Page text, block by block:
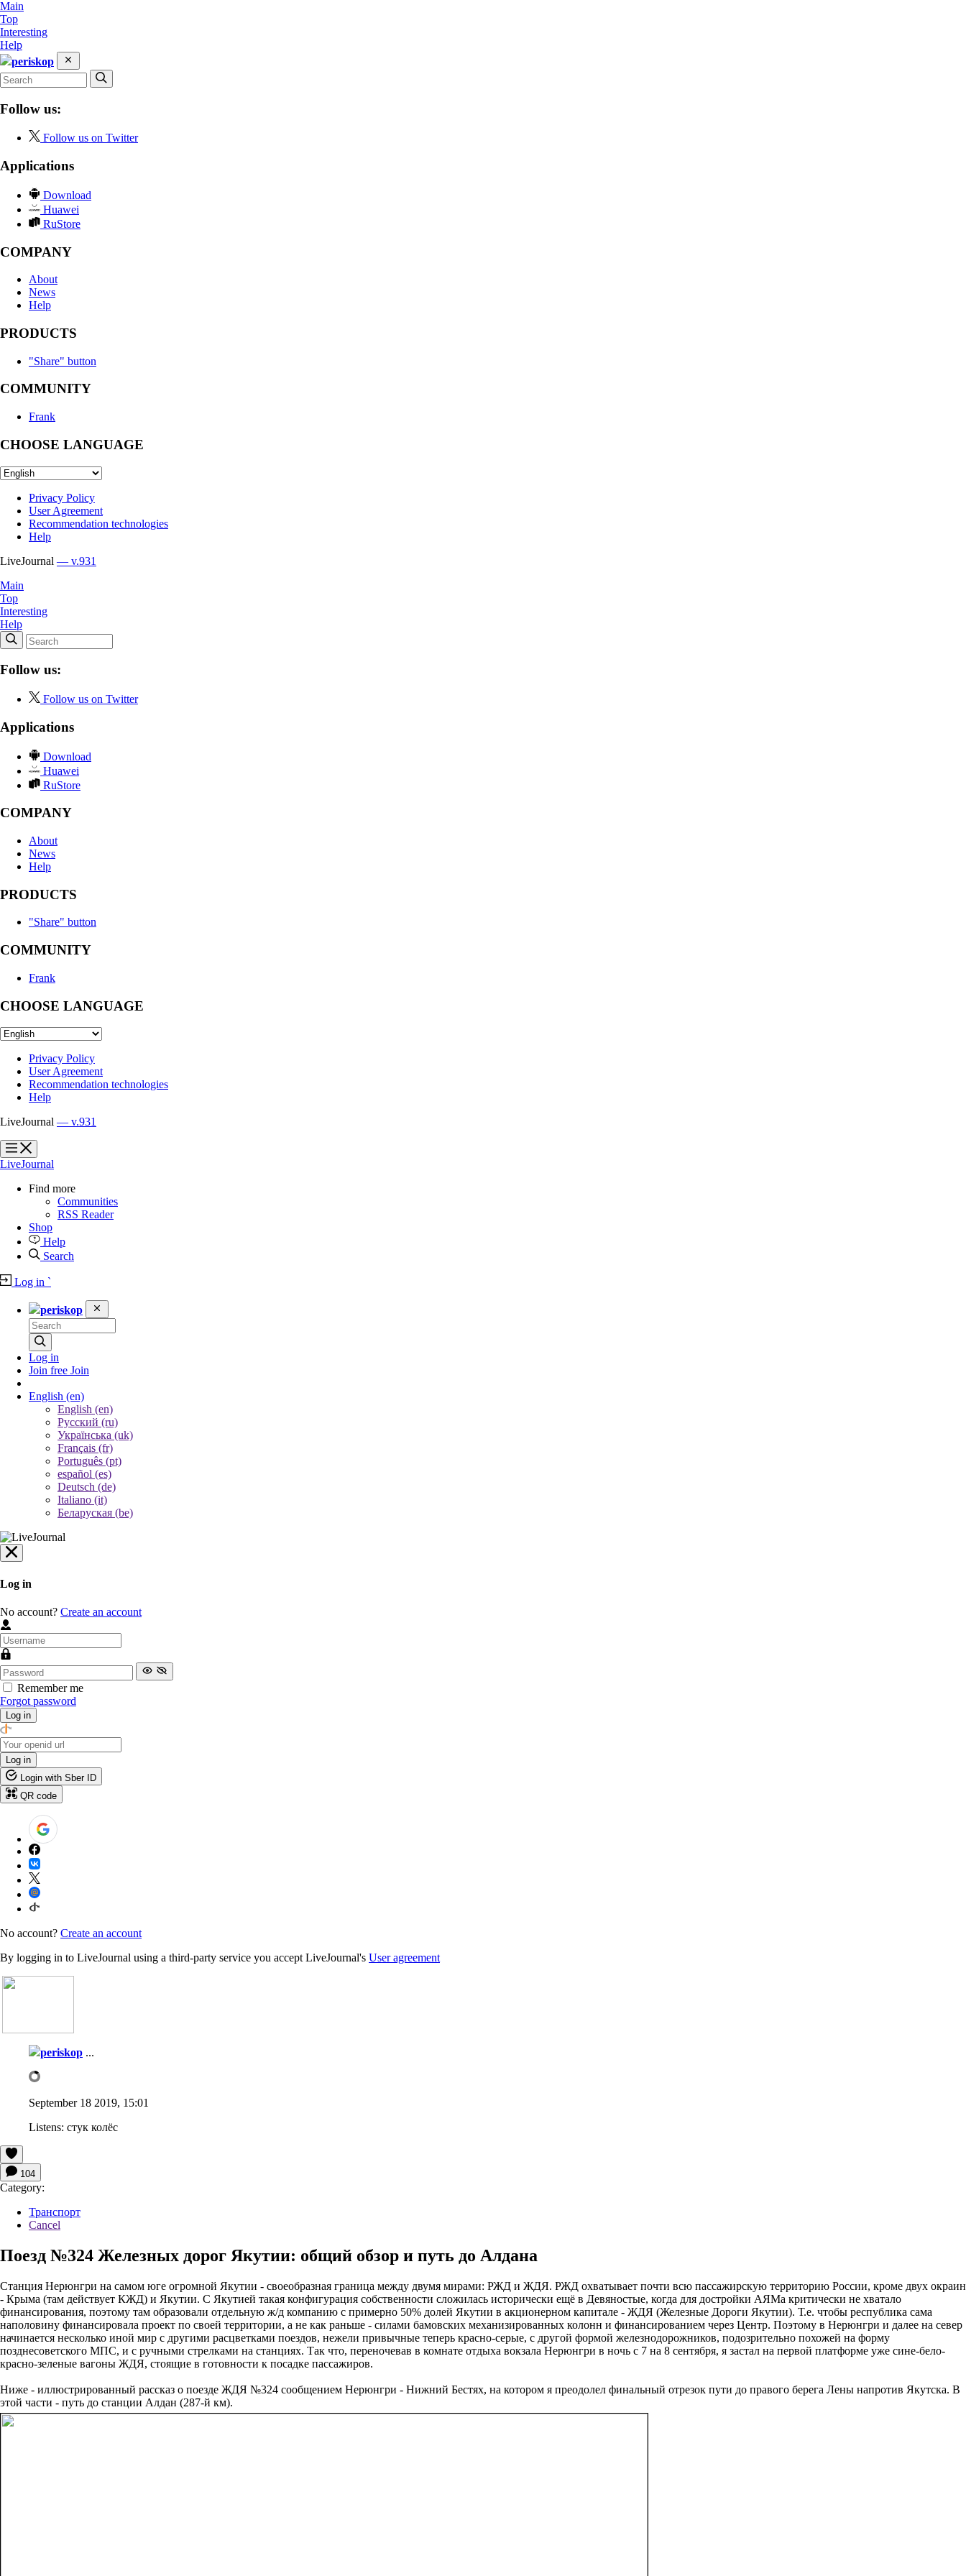
Main
Top
Interesting
Help
periskop
Follow us:
Follow us on Twitter
Applications
Download
Huawei
RuStore
COMPANY
About
News
Help
PRODUCTS
"Share" button
COMMUNITY
Frank
CHOOSE LANGUAGE
Privacy Policy
User Agreement
Recommendation technologies
Help
LiveJournal — v.931
Main
Top
Interesting
Help
Follow us:
Follow us on Twitter
Applications
Download
Huawei
RuStore
COMPANY
About
News
Help
PRODUCTS
"Share" button
COMMUNITY
Frank
CHOOSE LANGUAGE
Privacy Policy
User Agreement
Recommendation technologies
Help
LiveJournal — v.931
?
?
LiveJournal
Find more
Communities
RSS Reader
Shop
Help
Search
Log in `
periskop
Log in
Join free Join
English (en)
English (en)
Русский (ru)
Українська (uk)
Français (fr)
Português (pt)
español (es)
Deutsch (de)
Italiano (it)
Беларуская (be)
Log in
No account? Create an account
Remember me
Forgot password
Log in
Log in
Login with Sber ID
QR code
No account? Create an account
By logging in to LiveJournal using a third-party service you accept LiveJournal's User agreement
periskop ...
September 18 2019, 15:01
Listens: стук колёс
104
Category:
Транспорт
Cancel
Поезд №324 Железных дорог Якутии: общий обзор и путь до Алдана
Станция Нерюнгри на самом юге огромной Якутии - своеобразная граница между двумя мирами: РЖД и ЖДЯ. РЖД охватывает почти всю пассажирскую территорию России, кроме двух окраин
- Крыма (там действует КЖД) и Якутии. С Якутией такая конфигурация собственности сложилась исторически ещё в Девяностые, когда для достройки АЯМа критически не хватало
финансирования, поэтому там образовали отдельную ж/д компанию с примерно 50% долей Якутии в акционерном капитале - ЖДЯ (Железные Дороги Якутии). Т.е. чтобы республика сама
наполовину финансировала проект по своей территории, а не как раньше - силами бамовских механизированных колонн и финансированием через Центр. Поэтому в Нерюнгри и далее на север
начинается несколько иной мир с другими расцветками поездов, нежели привычные теперь красно-серые, с другой формой железнодорожников, подозрительно похожей на форму
позднесоветского МПС, и с ручными стрелками на станциях. Так что, переночевав в комнате отдыха вокзала Нерюнгри в ночь с 7 на 8 сентября, я застал на первой платформе уже сине-бело-
красно-зеленые вагоны ЖДЯ, стоящие в готовности к посадке пассажиров.
Ниже - иллюстрированный рассказ о поезде ЖДЯ №324 сообщением Нерюнгри - Нижний Бестях, на котором я преодолел финальный отрезок пути до правого берега Лены напротив Якутска. В
этой части - путь до станции Алдан (287-й км).